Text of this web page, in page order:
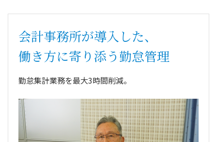
会計事務所が導入した、
働き方に寄り添う勤怠管理
勤怠集計業務を最大3時間削減。